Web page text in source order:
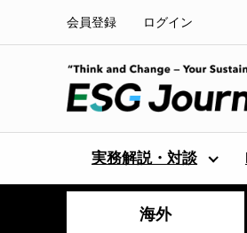
会員登録 ログイン
実務解説・対談
海外